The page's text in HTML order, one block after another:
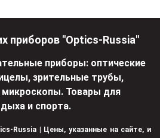
приборов "Optics-Russia"
приборы: оптические
зрительные трубы,
микроскопы. Товары для
и спорта.
Russia | Цены, указанные на сайте, и